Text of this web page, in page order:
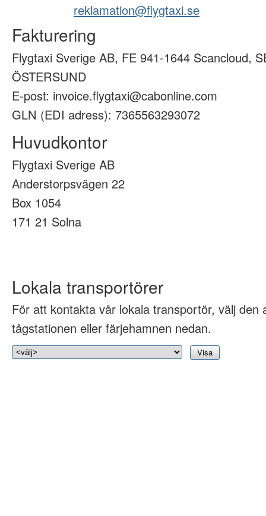
reklamation@flygtaxi.se
Fakturering
Flygtaxi Sverige AB, FE 941-1644 Scancloud,
ÖSTERSUND
E-post: invoice.flygtaxi@cabonline.com
GLN (EDI adress): 7365563293072
Huvudkontor
Flygtaxi Sverige AB
Anderstorpsvägen 22
Box 1054
171 21 Solna
Lokala transportörer
För att kontakta vår lokala transportör, välj den
tågstationen eller färjehamnen nedan.
Visa